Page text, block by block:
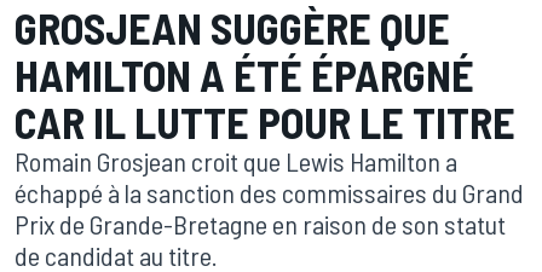
GROSJEAN SUGGÈRE QUE
HAMILTON A ÉTÉ ÉPARGNÉ
CAR IL LUTTE POUR LE TITRE
Romain Grosjean croit que Lewis Hamilton a
échappé à la sanction des commissaires du Grand
Prix de Grande-Bretagne en raison de son statut
de candidat au titre.